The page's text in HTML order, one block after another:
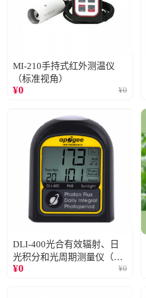
MI-210手持式红外测温仪
（标准视角）
¥0 ¥0
DLI-400光合有效辐射、日
光积分和光周期测量仪（仅
阳光）
¥0 ¥0